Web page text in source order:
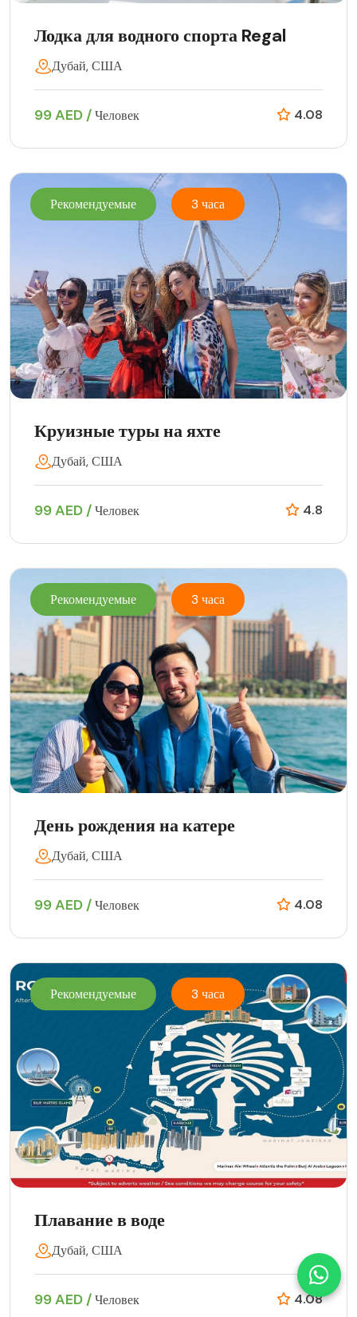
Лодка для водного спорта Regal
Дубай, США
99 AED /Человек 4.08
Рекомендуемые 3 часа
Круизные туры на яхте
Дубай, США
99 AED /Человек 4.8
Рекомендуемые 3 часа
День рождения на катере
Дубай, США
99 AED /Человек 4.08
Рекомендуемые 3 часа
Плавание в воде
Дубай, США
99 AED /Человек 4.08